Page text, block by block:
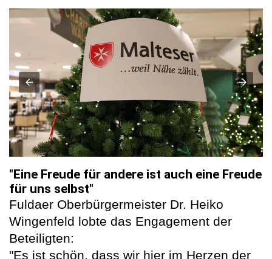
"Eine Freude für andere ist auch eine Freude
für uns selbst"
Fuldaer Oberbürgermeister Dr. Heiko
Wingenfeld lobte das Engagement der
Beteiligten:
"Es ist schön, dass wir hier im Herzen der